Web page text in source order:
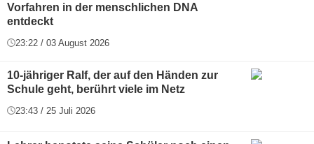
Vorfahren in der menschlichen DNA
entdeckt
23:22 / 03 August 2026
10-jähriger Ralf, der auf den Händen zur
Schule geht, berührt viele im Netz
23:43 / 25 Juli 2026